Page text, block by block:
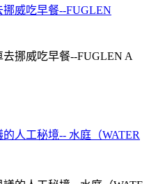
挪威吃早餐--FUGLEN
的人工秘境-- 水庭（WATER